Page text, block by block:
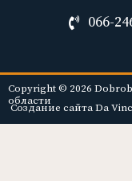
066-
Copyright © 2026
области
Создание сайта Da